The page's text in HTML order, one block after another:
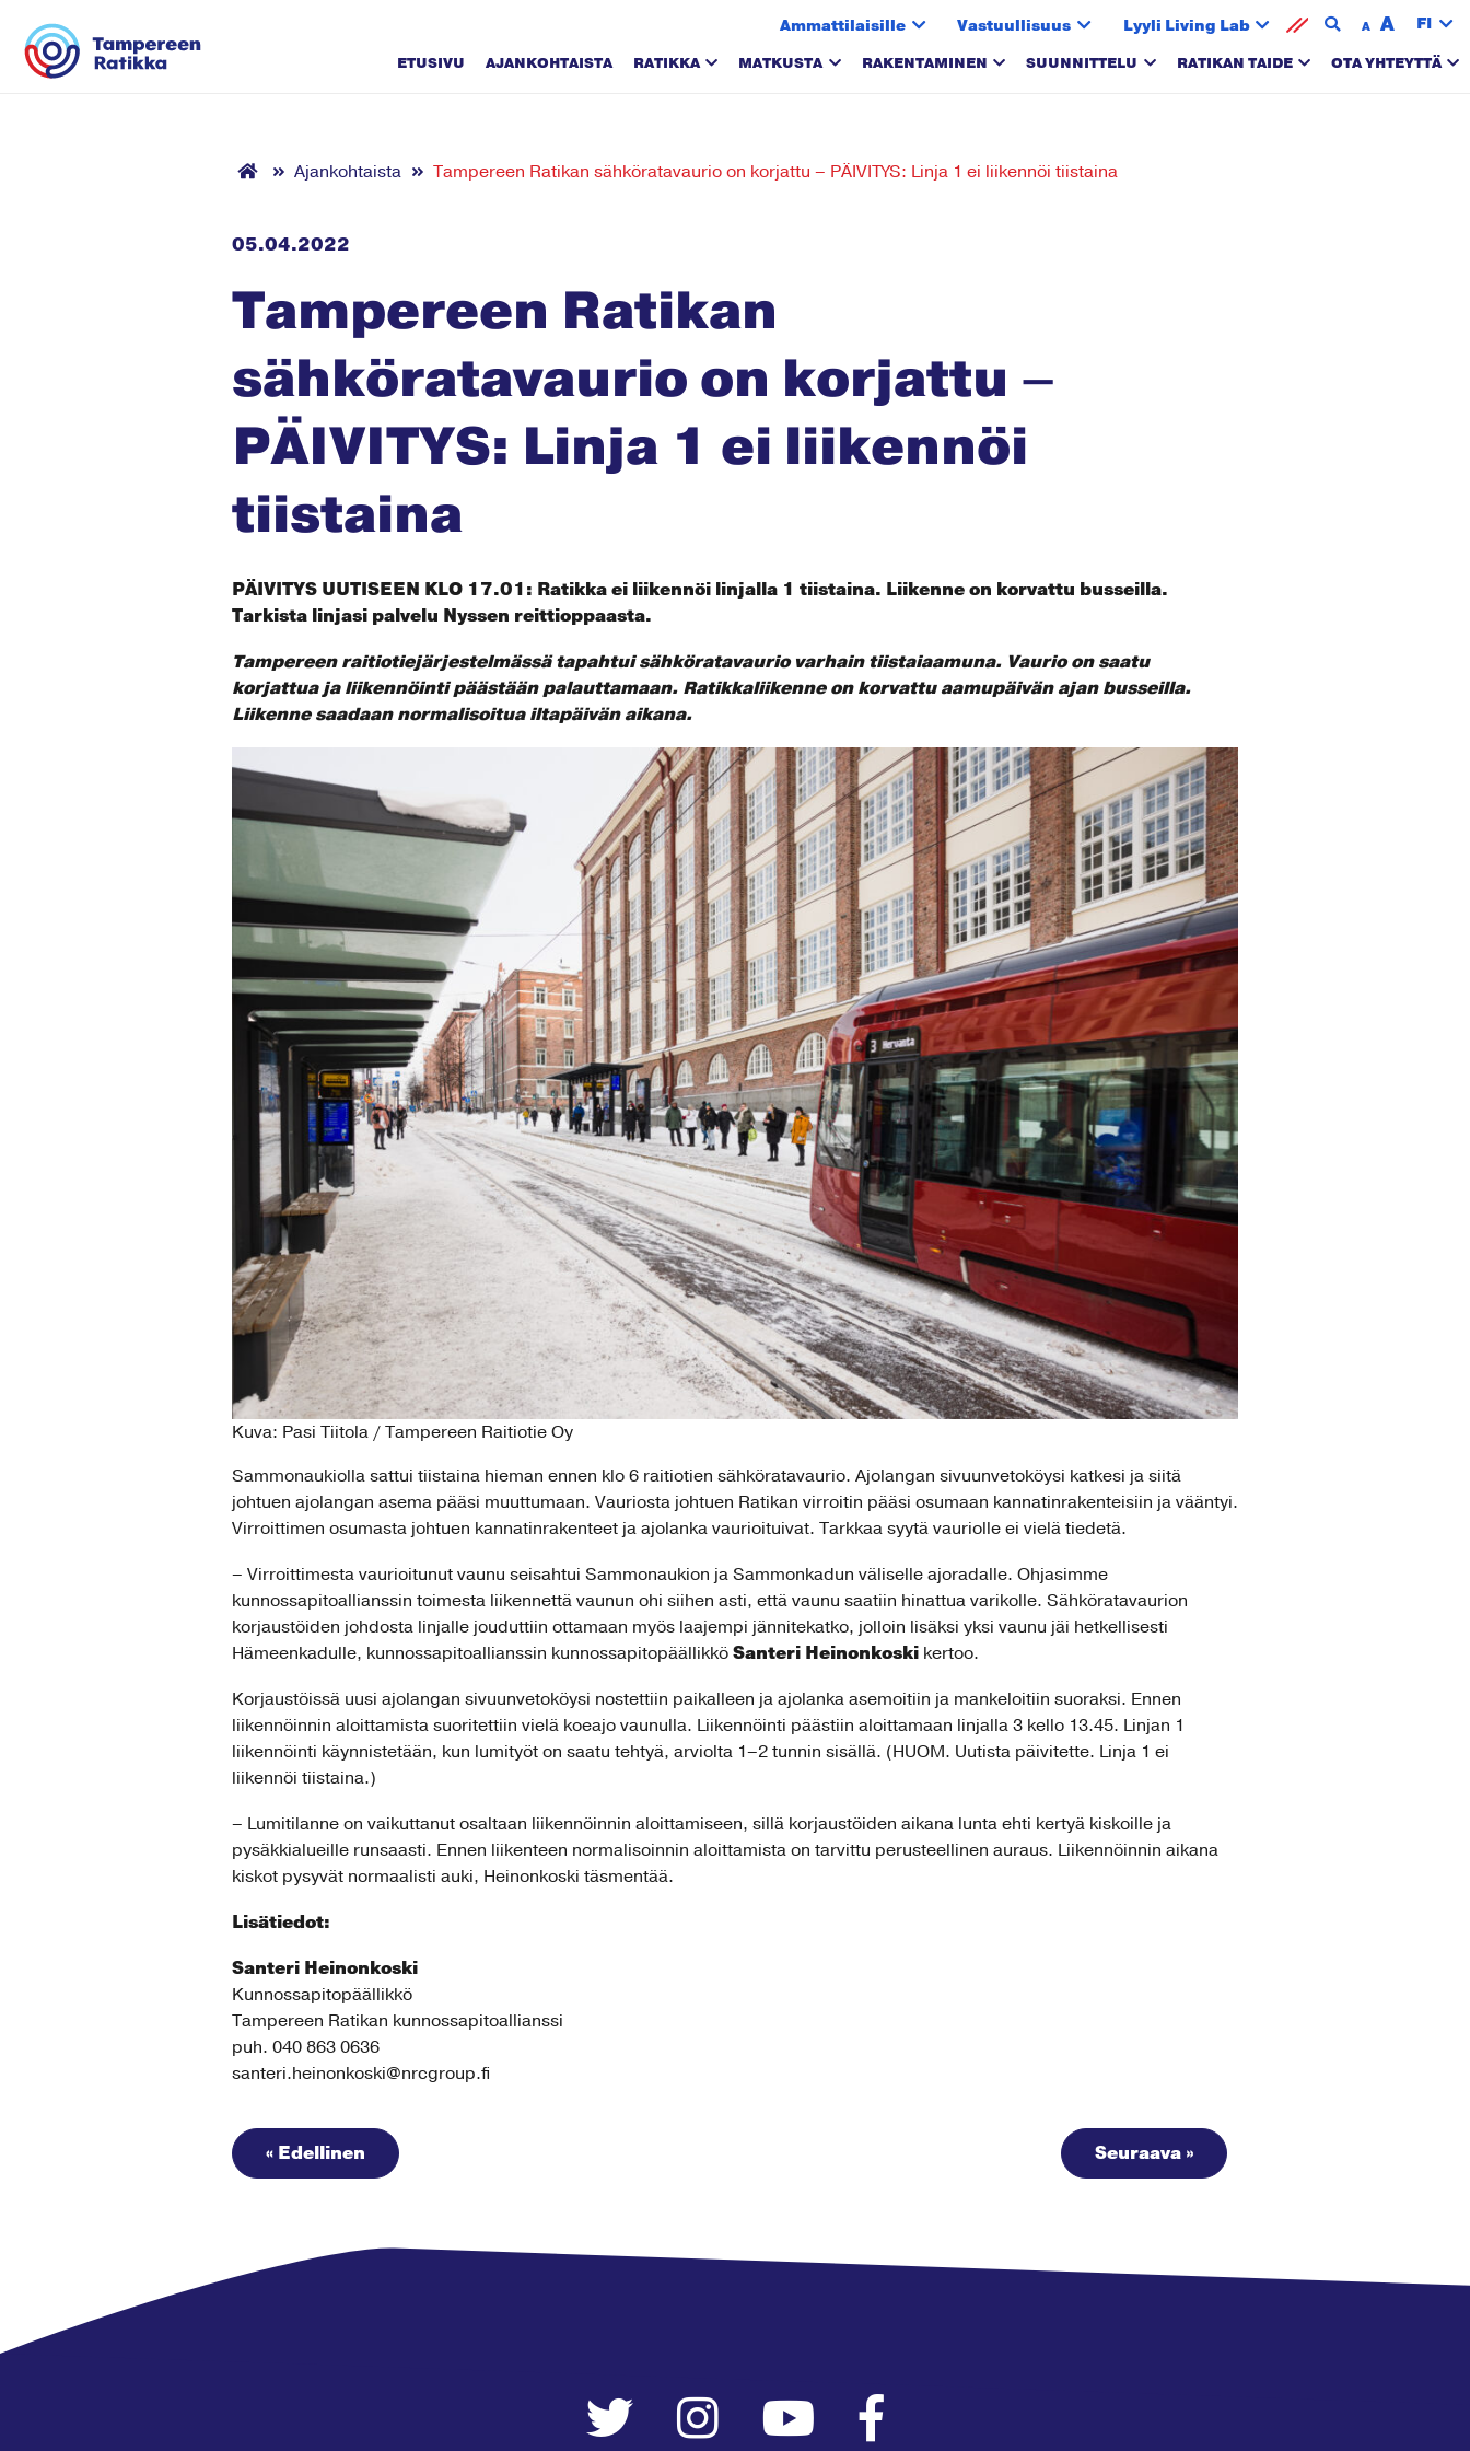
Ammattilaisille Vastuullisuus Lyyli Living Lab A A FI
ETUSIVU AJANKOHTAISTA RATIKKA MATKUSTA RAKENTAMINEN SUUNNITTELU RATIKAN TAIDE OTA YHTEYTTÄ
Ajankohtaista Tampereen Ratikan sähköratavaurio on korjattu – PÄIVITYS: Linja 1 ei liikennöi tiistaina
05.04.2022
Tampereen Ratikan
sähköratavaurio on korjattu –
PÄIVITYS: Linja 1 ei liikennöi
tiistaina
PÄIVITYS UUTISEEN KLO 17.01: Ratikka ei liikennöi linjalla 1 tiistaina. Liikenne on korvattu busseilla.
Tarkista linjasi palvelu Nyssen reittioppaasta.
Tampereen raitiotiejärjestelmässä tapahtui sähköratavaurio varhain tiistaiaamuna. Vaurio on saatu
korjattua ja liikennöinti päästään palauttamaan. Ratikkaliikenne on korvattu aamupäivän ajan busseilla.
Liikenne saadaan normalisoitua iltapäivän aikana.
Kuva: Pasi Tiitola / Tampereen Raitiotie Oy
Sammonaukiolla sattui tiistaina hieman ennen klo 6 raitiotien sähköratavaurio. Ajolangan sivuunvetoköysi katkesi ja siitä
johtuen ajolangan asema pääsi muuttumaan. Vauriosta johtuen Ratikan virroitin pääsi osumaan kannatinrakenteisiin ja vääntyi.
Virroittimen osumasta johtuen kannatinrakenteet ja ajolanka vaurioituivat. Tarkkaa syytä vauriolle ei vielä tiedetä.
– Virroittimesta vaurioitunut vaunu seisahtui Sammonaukion ja Sammonkadun väliselle ajoradalle. Ohjasimme
kunnossapitoallianssin toimesta liikennettä vaunun ohi siihen asti, että vaunu saatiin hinattua varikolle. Sähköratavaurion
korjaustöiden johdosta linjalle jouduttiin ottamaan myös laajempi jännitekatko, jolloin lisäksi yksi vaunu jäi hetkellisesti
Hämeenkadulle, kunnossapitoallianssin kunnossapitopäällikkö Santeri Heinonkoski kertoo.
Korjaustöissä uusi ajolangan sivuunvetoköysi nostettiin paikalleen ja ajolanka asemoitiin ja mankeloitiin suoraksi. Ennen
liikennöinnin aloittamista suoritettiin vielä koeajo vaunulla. Liikennöinti päästiin aloittamaan linjalla 3 kello 13.45. Linjan 1
liikennöinti käynnistetään, kun lumityöt on saatu tehtyä, arviolta 1–2 tunnin sisällä. (HUOM. Uutista päivitette. Linja 1 ei
liikennöi tiistaina.)
– Lumitilanne on vaikuttanut osaltaan liikennöinnin aloittamiseen, sillä korjaustöiden aikana lunta ehti kertyä kiskoille ja
pysäkkialueille runsaasti. Ennen liikenteen normalisoinnin aloittamista on tarvittu perusteellinen auraus. Liikennöinnin aikana
kiskot pysyvät normaalisti auki, Heinonkoski täsmentää.
Lisätiedot:
Santeri Heinonkoski
Kunnossapitopäällikkö
Tampereen Ratikan kunnossapitoallianssi
puh. 040 863 0636
santeri.heinonkoski@nrcgroup.fi
Seuraava »
« Edellinen